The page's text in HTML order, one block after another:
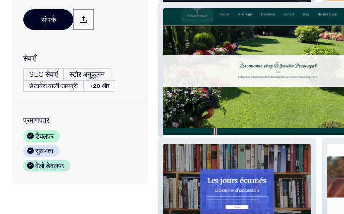
संपर्क
सेवाएँ
SEO सेवाएं
स्टोर अनुकूलन
डेटाबेस वाली सामग्री
+20 और
प्रमाणपत्र
डेवलपर
सुलभता
वेलो डेवलपर
Ô Jardin Provençal